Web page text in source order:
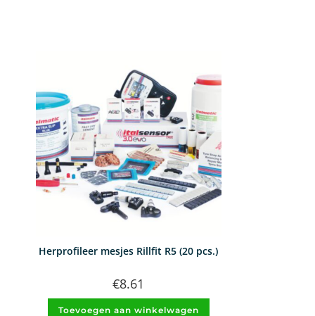
Herprofileer mesjes Rillfit R5 (20 pcs.)
€8.61
Toevoegen aan winkelwagen